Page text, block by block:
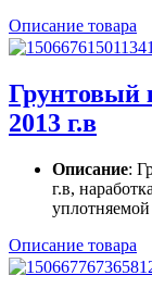
Описание товара
Грунтовый
2013 г.в
Описание:
г.в,
Описание товара